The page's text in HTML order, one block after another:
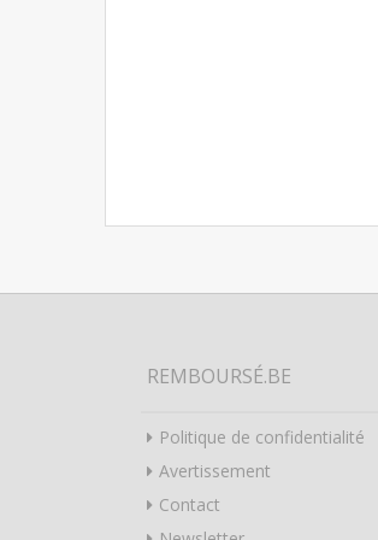
REMBOURSÉ.BE
Politique de confidentialité
Avertissement
Contact